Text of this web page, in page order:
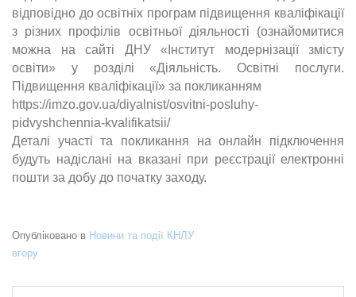
відповідно до освітніх програм підвищення кваліфікації
з різних профілів освітньої діяльності (ознайомитися
можна на сайті ДНУ «Інститут модернізації змісту
освіти» у розділі «Діяльність. Освітні послуги.
Підвищення кваліфікації» за покликанням
https://imzo.gov.ua/diyalnist/osvitni-posluhy-
pidvyshchennia-kvalifikatsii/
Деталі участі та покликання на онлайн підключення
будуть надіслані на вказані при реєстрації електронні
пошти за добу до початку заходу.
Опубліковано в Новини та події КНЛУ
вгору